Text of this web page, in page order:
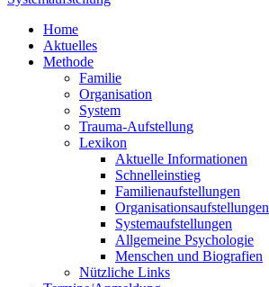
Home
Aktuelles
Methode
Familie
Organisation
System
Trauma-Aufstellung
Lexikon
Aktuelle Informationen
Schnelleinstieg
Familienaufstellungen
Organisationsaufstellungen
Systemaufstellungen
Allgemeine Psychologie
Menschen und Biografien
Nützliche Links